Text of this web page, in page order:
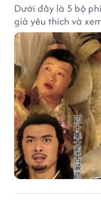
Dưới đây là 5 bộ
giả yêu thích và